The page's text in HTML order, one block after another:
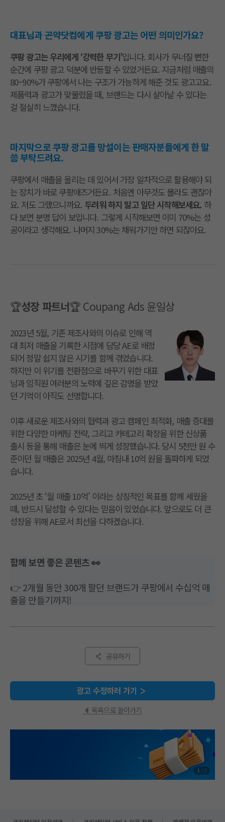
대표님과 곤약닷컴에게 쿠팡 광고는 어떤 의미인가요?
쿠팡 광고는 우리에게 ‘강력한 무기’입니다. 회사가 무너질 뻔한
순간에 쿠팡 광고 덕분에 반등할 수 있었거든요. 지금처럼 매출의
80~90%가 쿠팡에서 나는 구조가 가능하게 해준 것도 광고고요.
제품력과 광고가 맞물렸을 때, 브랜드는 다시 살아날 수 있다는
걸 절실히 느꼈습니다.
마지막으로 쿠팡 광고를 망설이는 판매자분들에게 한 말
씀 부탁드려요.
쿠팡에서 매출을 올리는 데 있어서 가장 일차적으로 활용해야 되
는 장치가 바로 쿠팡애즈거든요. 처음엔 아무것도 몰라도 괜찮아
요. 저도 그랬으니까요. 두려워 하지 말고 일단 시작해보세요. 하
다 보면 분명 답이 보입니다. 그렇게 시작해보면 이미 70%는 성
공이라고 생각해요. 나머지 30%는 채워가기만 하면 되잖아요.
🏆성장 파트너🏆 Coupang Ads 윤일상
2023년 5월, 기존 제조사와의 이슈로 인해 역
대 최저 매출을 기록한 시점에 담당 AE로 배정
되어 정말 쉽지 않은 시기를 함께 겪었습니다.
하지만 이 위기를 전환점으로 바꾸기 위한 대표
님과 임직원 여러분의 노력에 깊은 감명을 받았
던 기억이 아직도 선명합니다.
이후 새로운 제조사와의 협력과 광고 캠페인 최적화, 매출 증대를
위한 다양한 마케팅 전략, 그리고 카테고리 확장을 위한 신상품
출시 등을 통해 매출은 눈에 띄게 성장했습니다. 당시 5천만 원 수
준이던 월 매출은 2025년 4월, 마침내 10억 원을 돌파하게 되었
습니다.
2025년 초 ‘월 매출 10억’ 이라는 상징적인 목표를 함께 세웠을
때, 반드시 달성할 수 있다는 믿음이 있었습니다. 앞으로도 더 큰
성장을 위해 AE로서 최선을 다하겠습니다.
함께 보면 좋은 콘텐츠 👀
👉2개월 동안 300개 팔던 브랜드가 쿠팡에서 수십억 매
출을 만들기까지!
공유하기
광고 수정하러 가기
목록으로 돌아가기
1 / 2